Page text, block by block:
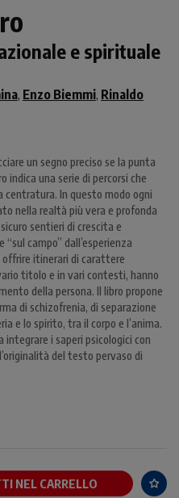
e spirituale
, Enzo Biemmi, Rinaldo
un segno preciso se la punta
indica una serie di percorsi che
centratura. In questo modo ogni
nella realtà più vera e profonda
sentieri di crescita e
campo” dall’esperienza
offrire itinerari di carattere
titolo e in vari contesti, hanno
della persona. Il libro propone
di schizofrenia, di separazione
e lo spirito, tra il corpo e l’anima.
integrare i saperi psicologici con
del testo pervaso di
NEL CARRELLO